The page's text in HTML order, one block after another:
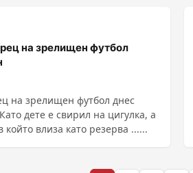
на зрелищен футбол
на зрелищен футбол днес
дете е свирил на цигулка, а
влиза като резерва ......